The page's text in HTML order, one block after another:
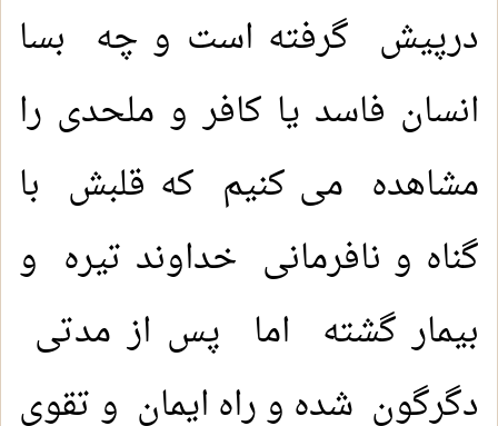
درپیش گرفته است و چه بسا
انسان فاسد یا کافر و ملحدی را
مشاهده می کنیم که قلبش با
گناه و نافرمانی خداوند تیره و
بیمار گشته اما پس از مدتی
دگرگون شده و راه ایمان و تقوی